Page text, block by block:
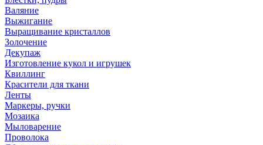
Валяние
Выжигание
Выращивание кристаллов
Золочение
Декупаж
Изготовление кукол и игрушек
Квиллинг
Красители для ткани
Ленты
Маркеры, ручки
Мозаика
Мыловарение
Проволока